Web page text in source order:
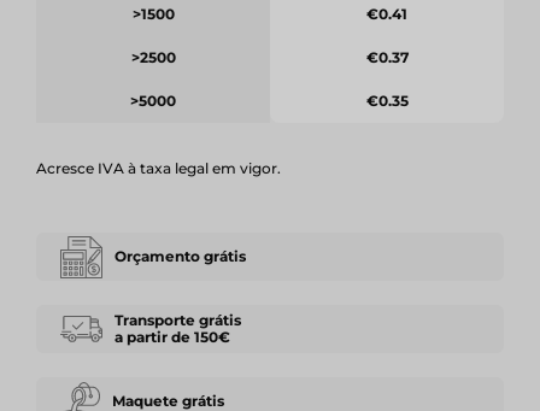
>1500
>2500
>5000
€0.41
€0.37
€0.35
Acresce IVA à taxa legal em vigor.
Orçamento grátis
Transporte grátis
a partir de 150€
Maquete grátis